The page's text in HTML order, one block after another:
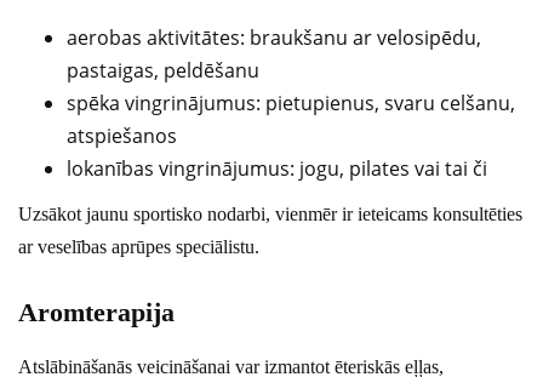
aerobas aktivitātes: braukšanu ar velosipēdu,
pastaigas, peldēšanu
spēka vingrinājumus: pietupienus, svaru celšanu,
atspiešanos
lokanības vingrinājumus: jogu, pilates vai tai či
Uzsākot jaunu sportisko nodarbi, vienmēr ir ieteicams konsultēties
ar veselības aprūpes speciālistu.
Aromterapija
Atslābināšanās veicināšanai var izmantot ēteriskās eļļas,